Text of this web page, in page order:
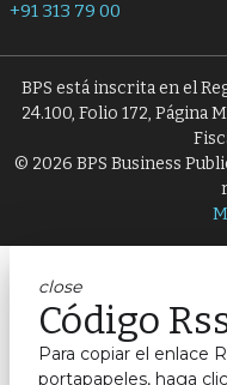
+91 313 79 00
BPS está inscrita en el
24.100, Folio 172,
© 2026 BPS Business
close
Código
Para copiar el enlace
portapapeles, haga